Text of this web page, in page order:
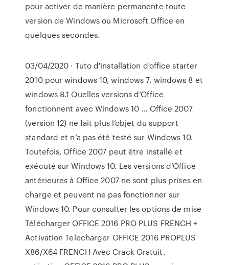
pour activer de manière permanente toute
version de Windows ou Microsoft Office en
quelques secondes.
03/04/2020 · Tuto d'installation d'office starter
2010 pour windows 10, windows 7, windows 8 et
windows 8.1 Quelles versions d’Office
fonctionnent avec Windows 10 ... Office 2007
(version 12) ne fait plus l’objet du support
standard et n’a pas été testé sur Windows 10.
Toutefois, Office 2007 peut être installé et
exécuté sur Windows 10. Les versions d’Office
antérieures à Office 2007 ne sont plus prises en
charge et peuvent ne pas fonctionner sur
Windows 10. Pour consulter les options de mise
Télécharger OFFICE 2016 PRO PLUS FRENCH +
Activation Telecharger OFFICE 2016 PROPLUS
X86/X64 FRENCH Avec Crack Gratuit.